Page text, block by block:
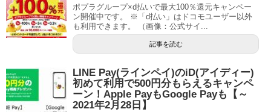
ポプラグループ×d払いで最大100％還元キャンペー
ン開催中です。 ※「d払い」はドコモユーザー以外
も利用できます。 （画像：公式サイ...
記事を読む
LINE Pay(ラインペイ)のiD(アイディー)
初めて利用で500円分もらえるキャンペ
ーン！Apple PayもGoogle Payも【～
2021年2月28日】